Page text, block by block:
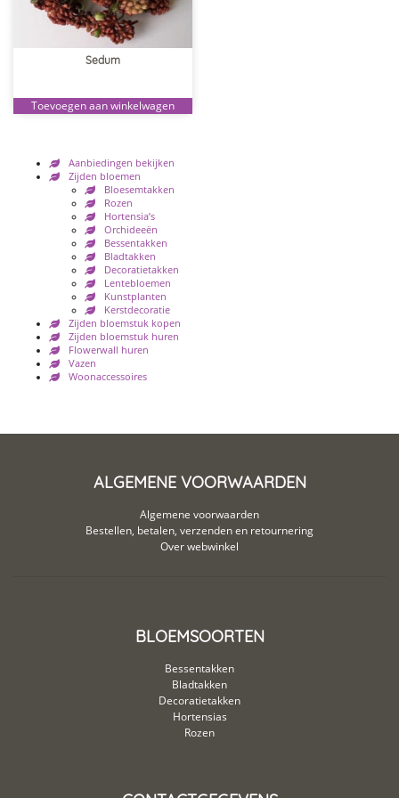
Aanbiedingen bekijken
Zijden bloemen
Bloesemtakken
Rozen
Hortensia’s
Orchideeën
Bessentakken
Bladtakken
Decoratietakken
Lentebloemen
Kunstplanten
Kerstdecoratie
Zijden bloemstuk kopen
Zijden bloemstuk huren
Flowerwall huren
Vazen
Woonaccessoires
Sedum
Toevoegen aan winkelwagen
ALGEMENE VOORWAARDEN
Algemene voorwaarden
Bestellen, betalen, verzenden en retournering
Over webwinkel
BLOEMSOORTEN
Bessentakken
Bladtakken
Decoratietakken
Hortensias
Rozen